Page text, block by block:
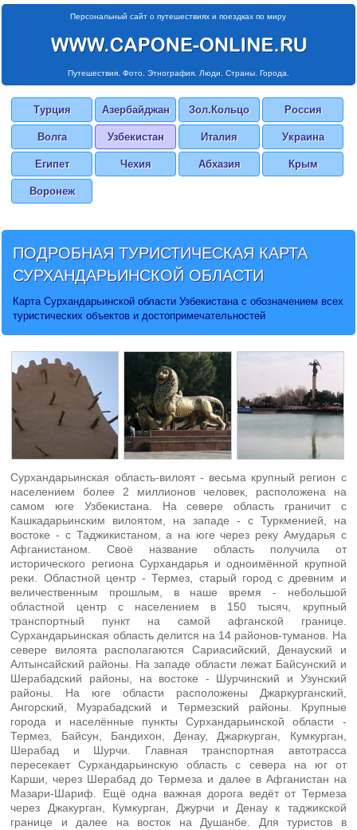
Персональный сайт о путешествиях и поездках по миру
Путешествия. Фото. Этнография. Люди. Страны. Города.
Турция Азербайджан Зол.Кольцо Россия
Волга Узбекистан Италия Украина
Египет Чехия Абхазия Крым
Воронеж
ПОДРОБНАЯ ТУРИСТИЧЕСКАЯ КАРТА
СУРХАНДАРЬИНСКОЙ ОБЛАСТИ
Карта Сурхандарьинской области Узбекистана с обозначением всех
туристических объектов и достопримечательностей
Сурхандарьинская область-вилоят - весьма крупный регион с
населением более 2 миллионов человек, расположена на
самом юге Узбекистана. На севере область граничит с
Кашкадарьинским вилоятом, на западе - с Туркменией, на
востоке - с Таджикистаном, а на юге через реку Амударья с
Афганистаном. Своё название область получила от
исторического региона Сурхандарья и одноимённой крупной
реки. Областной центр - Термез, старый город с древним и
величественным прошлым, в наше время - небольшой
областной центр с населением в 150 тысяч, крупный
транспортный пункт на самой афганской границе.
Сурхандарьинская область делится на 14 районов-туманов. На
севере вилоята располагаются Сариасийский, Денауский и
Алтынсайский районы. На западе области лежат Байсунский и
Шерабадский районы, на востоке - Шурчинский и Узунский
районы. На юге области расположены Джаркурганский,
Ангорский, Музрабадский и Термезский районы. Крупные
города и населённые пункты Сурхандарьинской области -
Термез, Байсун, Бандихон, Денау, Джаркурган, Кумкурган,
Шерабад и Шурчи. Главная транспортная автотрасса
пересекает Сурхандарьинскую область с севера на юг от
Карши, через Шерабад до Термеза и далее в Афганистан на
Мазари-Шариф. Ещё одна важная дорога ведёт от Термеза
через Джакурган, Кумкурган, Джурчи и Денау к таджикской
границе и далее на восток на Душанбе. Для туристов в